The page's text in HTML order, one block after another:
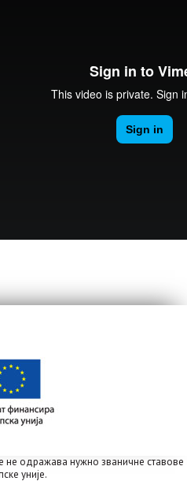
не одражава нужно званичне ставове
уније.